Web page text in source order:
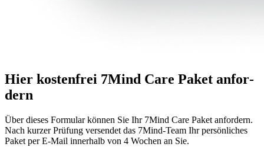
Hier kostenfrei 7Mind Care Paket anfor­
dern
Über dieses For­mu­lar können Sie Ihr 7Mind Care Paket anfor­dern.
Nach kurzer Prü­fung versendet das 7Mind-Team Ihr per­sön­li­ches
Paket per E-Mail innerhalb von 4 Wochen an Sie.